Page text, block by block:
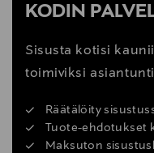
KODIN
Sisusta kotisi
toimiviksi
Räätälöity
Tuote-ehdotukset
Maksuton